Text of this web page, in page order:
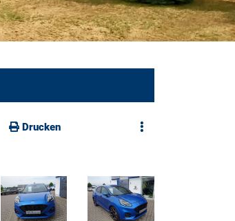
Drucken